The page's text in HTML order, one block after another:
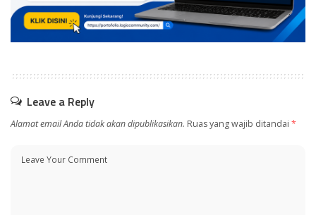
Leave a Reply
Alamat email Anda tidak akan dipublikasikan. Ruas yang wajib ditandai *